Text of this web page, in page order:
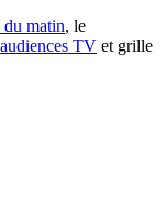
matin, le
audiences TV et grille